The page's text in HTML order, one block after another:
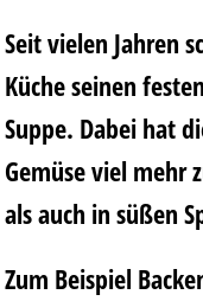
Seit vielen Jahren
Küche seinen
Suppe. Dabei hat
Gemüse viel mehr
als auch in süßen
Zum Beispiel